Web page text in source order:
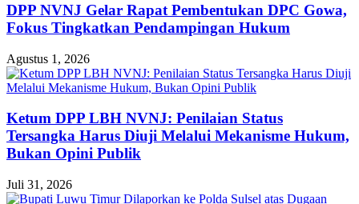
DPP NVNJ Gelar Rapat Pembentukan DPC Gowa,
Fokus Tingkatkan Pendampingan Hukum
Agustus 1, 2026
Ketum DPP LBH NVNJ: Penilaian Status
Tersangka Harus Diuji Melalui Mekanisme Hukum,
Bukan Opini Publik
Juli 31, 2026